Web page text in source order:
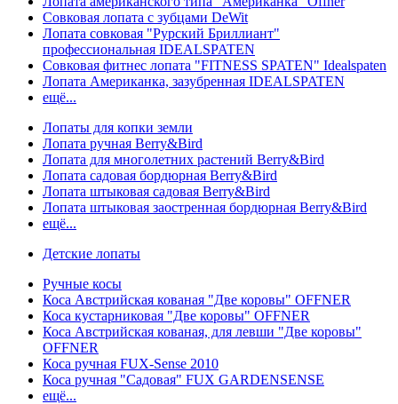
Совковая лопата с зубцами DeWit
Лопата совковая "Рурский Бриллиант"
профессиональная IDEALSPATEN
Совковая фитнес лопата "FITNESS SPATEN" Idealspaten
Лопата Американка, зазубренная IDEALSPATEN
ещё...
Лопаты для копки земли
Лопата ручная Berry&Bird
Лопата для многолетних растений Berry&Bird
Лопата садовая бордюрная Berry&Bird
Лопата штыковая садовая Berry&Bird
Лопата штыковая заостренная бордюрная Berry&Bird
ещё...
Детские лопаты
Ручные косы
Коса Австрийская кованая "Две коровы" OFFNER
Коса кустарниковая "Две коровы" OFFNER
Коса Австрийская кованая, для левши "Две коровы"
OFFNER
Коса ручная FUX-Sense 2010
Коса ручная "Садовая" FUX GARDENSENSE
ещё...